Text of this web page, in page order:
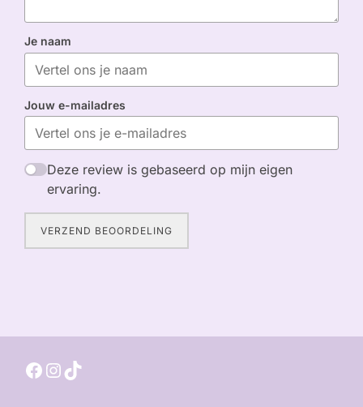
Je naam
Jouw e-mailadres
Deze review is gebaseerd op mijn eigen
ervaring.
VERZEND BEOORDELING
Facebook
Instagram
TikTok